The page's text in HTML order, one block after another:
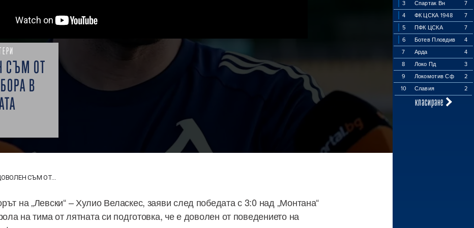
3 Спартак Вн
7
4
ФК ЦСКА 1948
7
5
ПФК ЦСКА
7
6
Ботев Пловдив
4
7
Арда
4
8
Локо Пд
3
9
Локомотив Сф
2
10
Славия 2
класиране
СЪМ ОТ
В
СЪМ ОТ...
на „Левски“ – Хулио Веласкес, заяви след победата с 3:0 над „Монтана“
на тима от лятната си подготовка, че е доволен от поведението на